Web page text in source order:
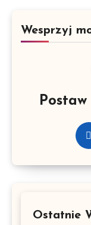
Wesprzyj
Ostatnie